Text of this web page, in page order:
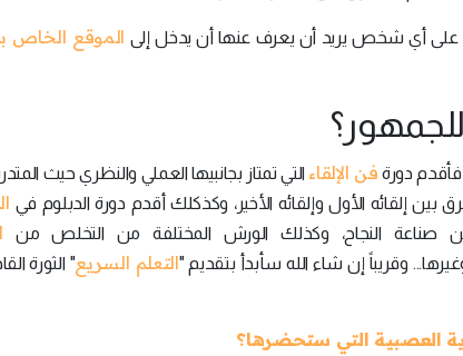
على أي شخص يريد أن يعرف عنها أن يدخل إلى الموقع الخاص
دورة فن الإلقاء التي تمتاز بجانبيها العملي والنظري حيث
إلقائه الأول وإلقائه الأخير، وكذكلك أقدم دورة الدبلوم في
صناعة النجاح، وكذلك الورش المختلفة من التخلص من
وقريباً إن شاء الله سأبدأ بتقديم "التعلم السريع" الثورة
العصبية التي ستحضرها؟